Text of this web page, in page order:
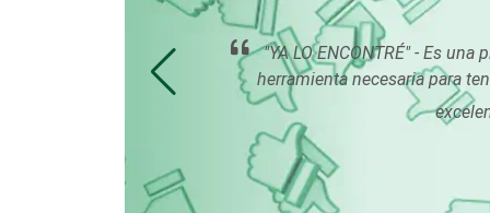
Carnicerías
Centros de
Espectáculos
"YA LO ENCONTRÉ" - Es
herramienta necesaria para